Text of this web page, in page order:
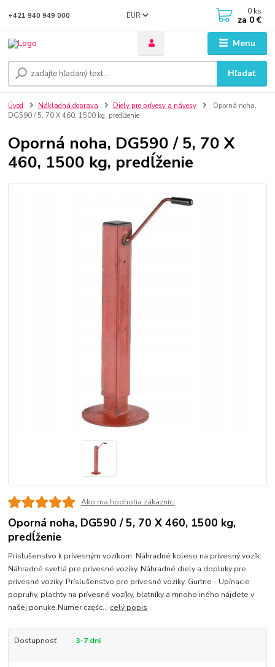
Menu
EUR
Hľadať
+421 940 949 000 0 ks
za 0 €
Úvod Nákladná doprava Diely pre prívesy a návesy
Oporná noha,
DG590 / 5, 70 X 460, 1500 kg, predĺženie
Oporná noha, DG590 / 5, 70 X
460, 1500 kg, predĺženie
Ako ma hodnotia zákazníci
Oporná noha, DG590 / 5, 70 X 460, 1500 kg,
predĺženie
Príslušenstvo k prívesným vozíkom. Náhradné koleso na prívesný vozík.
Náhradné svetlá pre prívesné vozíky. Náhradné diely a doplnky pre
prívesné vozíky. Príslušenstvo pre prívesné vozíky. Gurtne - Upínacie
popruhy, plachty na prívesné vozíky, blatníky a mnoho iného nájdete v
našej ponuke.Numer częśc... celý popis
Dostupnosť 3-7 dni